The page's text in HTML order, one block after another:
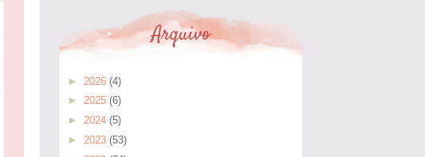
Arquivo
► 2026 (4)
► 2025 (6)
► 2024 (5)
► 2023 (53)